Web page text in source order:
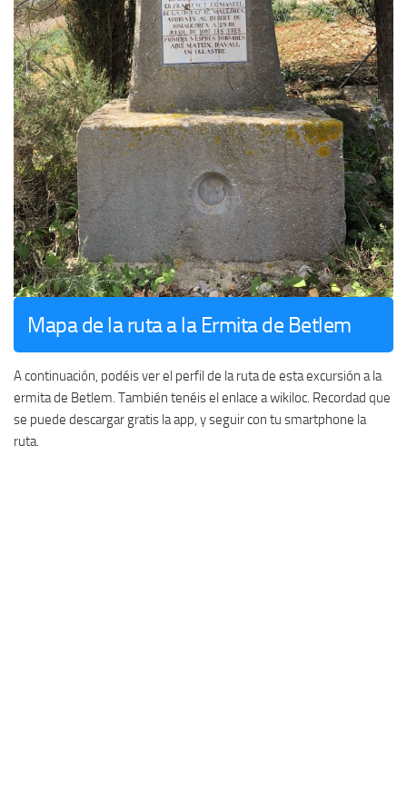
Mapa de la ruta a la Ermita de Betlem
A continuación, podéis ver el perfil de la ruta de esta excursión a la
ermita de Betlem. También tenéis el enlace a wikiloc. Recordad que
se puede descargar gratis la app, y seguir con tu smartphone la
ruta.